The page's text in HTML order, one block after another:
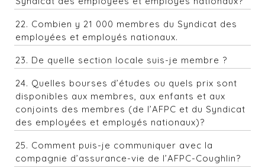
22. Combien y 21 000 membres du Syndicat des
employées et employés nationaux.
23. De quelle section locale suis-je membre ?
24. Quelles bourses d’études ou quels prix sont
disponibles aux membres, aux enfants et aux
conjoints des membres (de l’AFPC et du Syndicat
des employées et employés nationaux)?
25. Comment puis-je communiquer avec la
compagnie d’assurance-vie de l’AFPC-Coughlin?